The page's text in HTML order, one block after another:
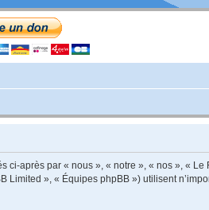
après par « nous », « notre », « nos », «
», « Équipes phpBB ») utilisent